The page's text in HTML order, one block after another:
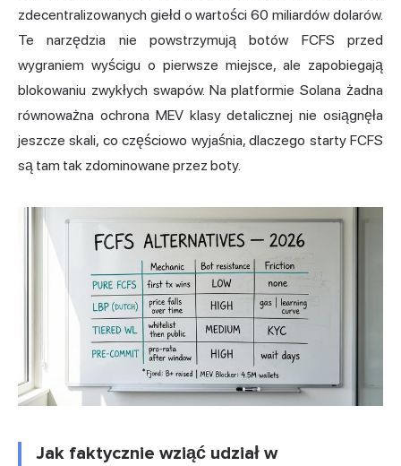
zdecentralizowanych giełd o wartości 60 miliardów dolarów.
Te narzędzia nie powstrzymują botów FCFS przed
wygraniem wyścigu o pierwsze miejsce, ale zapobiegają
blokowaniu zwykłych swapów. Na platformie Solana żadna
równoważna ochrona MEV klasy detalicznej nie osiągnęła
jeszcze skali, co częściowo wyjaśnia, dlaczego starty FCFS
są tam tak zdominowane przez boty.
Jak faktycznie wziąć udział w